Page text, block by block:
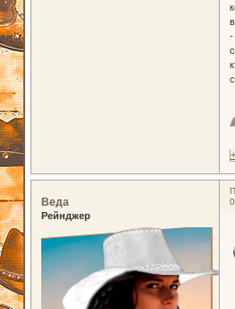
-
Веда
Рейнджер